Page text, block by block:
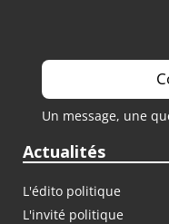
Un message, une
Actualités
L'édito politique
L'invité politique